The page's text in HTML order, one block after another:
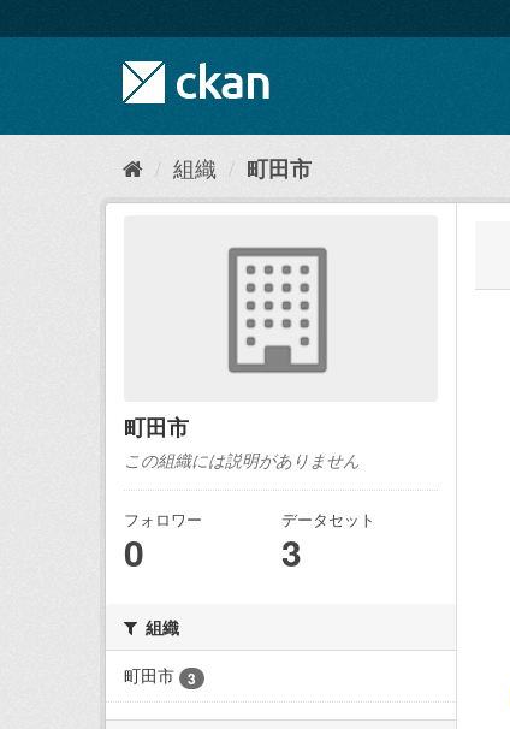
キ
て
組織 町田市
町田市
この組織には説明がありません
フォロワー
0
データセット
3
組織
町田市
3